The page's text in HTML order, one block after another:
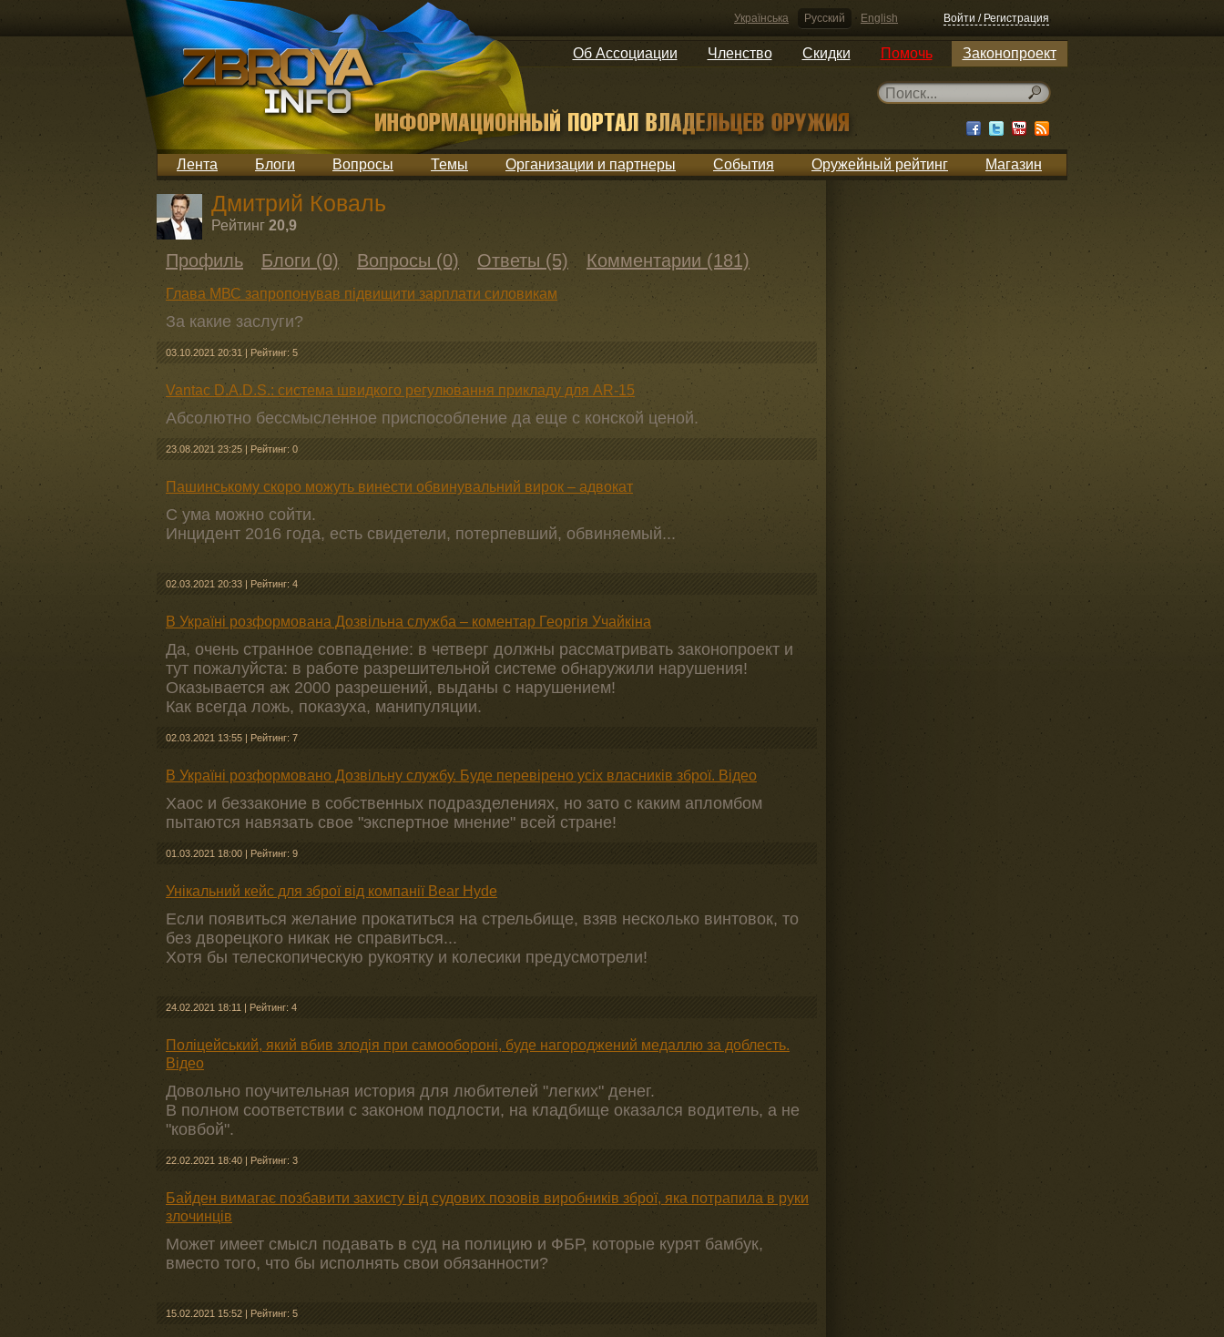
Українська Русский English Войти / Регистрация
Об Ассоциации Членство Скидки Помочь Законопроект
Лента Блоги Вопросы Темы Организации и партнеры События Оружейный рейтинг Магазин
Дмитрий Коваль
Рейтинг 20,9
Профиль Блоги (0) Вопросы (0) Ответы (5) Комментарии (181)
Глава МВС запропонував підвищити зарплати силовикам
За какие заслуги?
03.10.2021 20:31 | Рейтинг: 5
Vantac D.A.D.S.: система швидкого регулювання прикладу для AR-15
Абсолютно бессмысленное приспособление да еще с конской ценой.
23.08.2021 23:25 | Рейтинг: 0
Пашинському скоро можуть винести обвинувальний вирок – адвокат
С ума можно сойти.
Инцидент 2016 года, есть свидетели, потерпевший, обвиняемый...
02.03.2021 20:33 | Рейтинг: 4
В Україні розформована Дозвільна служба – коментар Георгія Учайкіна
Да, очень странное совпадение: в четверг должны рассматривать законопроект и
тут пожалуйста: в работе разрешительной системе обнаружили нарушения!
Оказывается аж 2000 разрешений, выданы с нарушением!
Как всегда ложь, показуха, манипуляции.
02.03.2021 13:55 | Рейтинг: 7
В Україні розформовано Дозвільну службу. Буде перевірено усіх власників зброї. Відео
Хаос и беззаконие в собственных подразделениях, но зато с каким апломбом
пытаются навязать свое "экспертное мнение" всей стране!
01.03.2021 18:00 | Рейтинг: 9
Унікальний кейс для зброї від компанії Bear Hyde
Если появиться желание прокатиться на стрельбище, взяв несколько винтовок, то
без дворецкого никак не справиться...
Хотя бы телескопическую рукоятку и колесики предусмотрели!
24.02.2021 18:11 | Рейтинг: 4
Поліцейський, який вбив злодія при самообороні, буде нагороджений медаллю за доблесть.
Відео
Довольно поучительная история для любителей "легких" денег.
В полном соответствии с законом подлости, на кладбище оказался водитель, а не
"ковбой".
22.02.2021 18:40 | Рейтинг: 3
Байден вимагає позбавити захисту від судових позовів виробників зброї, яка потрапила в руки
злочинців
Может имеет смысл подавать в суд на полицию и ФБР, которые курят бамбук,
вместо того, что бы исполнять свои обязанности?
15.02.2021 15:52 | Рейтинг: 5